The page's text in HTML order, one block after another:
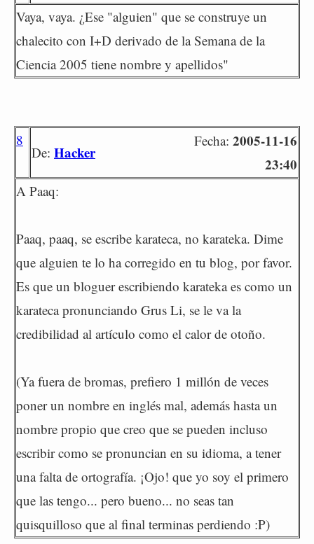
Vaya, vaya. ¿Ese "alguien" que se construye un
chalecito con I+D derivado de la Semana de la
Ciencia 2005 tiene nombre y apellidos"
8
De: Hacker
Fecha: 2005-11-16
23:40
A Paaq:
Paaq, paaq, se escribe karateca, no karateka. Dime
que alguien te lo ha corregido en tu blog, por favor.
Es que un bloguer escribiendo karateka es como un
karateca pronunciando Grus Li, se le va la
credibilidad al artículo como el calor de otoño.
(Ya fuera de bromas, prefiero 1 millón de veces
poner un nombre en inglés mal, además hasta un
nombre propio que creo que se pueden incluso
escribir como se pronuncian en su idioma, a tener
una falta de ortografía. ¡Ojo! que yo soy el primero
que las tengo... pero bueno... no seas tan
quisquilloso que al final terminas perdiendo :P)